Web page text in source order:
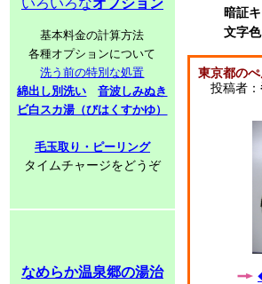
いろいろなオプション
基本料金の計算方法
各種オプションについて
洗う前の特別な処置
綿出し別洗い
音波しみぬき
ビ白スカ湯（びはくすかゆ）
毛玉取り・ピーリング
タイムチャージをどうぞ
なめらか温泉郷の湯治
暗証
文字色
東京都の
投稿者：